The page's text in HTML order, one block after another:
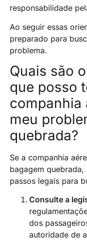
responsabilidade
Ao seguir essas
preparado para
problema.
Quais são
que posso
companhia
meu
quebrada?
Se a companhia
bagagem
passos legais para
Consulte a
dos
autoridade de